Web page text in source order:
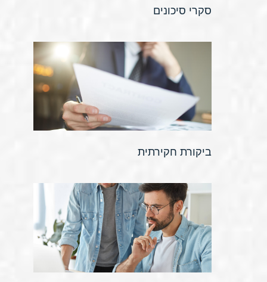
סקרי סיכונים
ביקורת חקירתית